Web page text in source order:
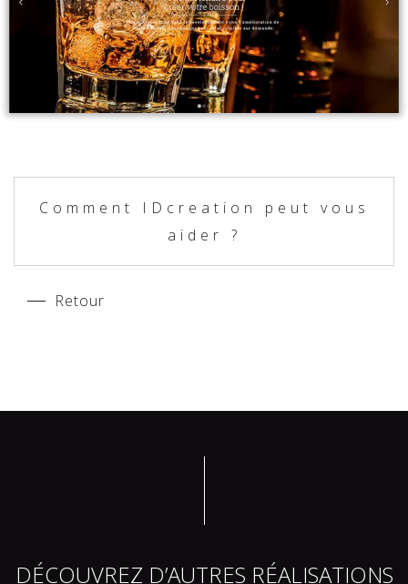
Comment IDcreation peut vous
aider ?
Retour
DÉCOUVREZ D’AUTRES RÉALISATIONS